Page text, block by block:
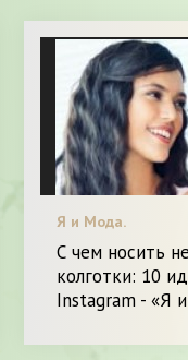
Я и Мода.
С чем носить
колготки: 10
Instagram - «Я